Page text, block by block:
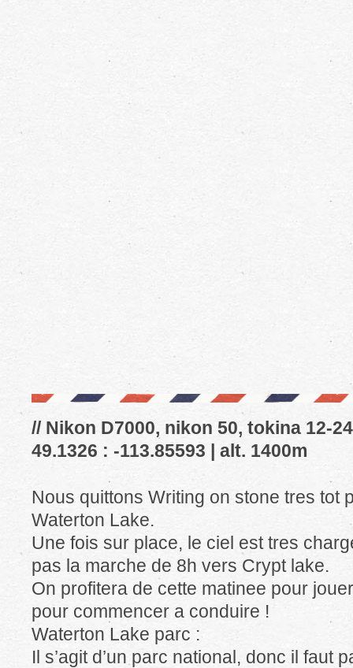
// Nikon D7000, nikon 50, tokina 12-
49.1326 : -113.85593 | alt. 1400m
Nous quittons Writing on stone tres tot
Waterton Lake.
Une fois sur place, le ciel est tres
pas la marche de 8h vers Crypt lake.
On profitera de cette matinee pour
pour commencer a conduire !
Waterton Lake parc :
Il s’agit d’un parc national, donc il faut